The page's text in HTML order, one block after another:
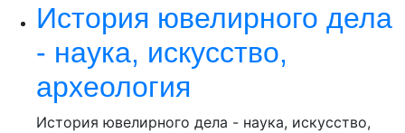
История ювелирного дела
- наука, искусство,
археология
История ювелирного дела - наука, искусство,